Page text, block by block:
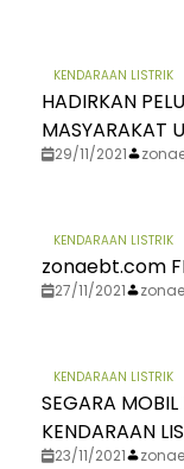
KENDARAAN LISTRIK
HADIRKAN
MASYARAKAT
29/11/2021
KENDARAAN LISTRIK
zonaebt.com
27/11/2021
KENDARAAN LISTRIK
SEGARA
KENDARAAN
23/11/2021